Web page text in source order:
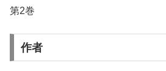
第2巻
作者